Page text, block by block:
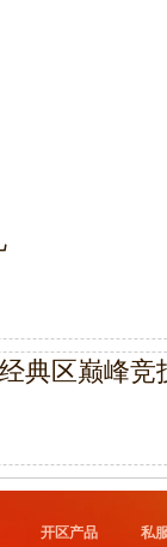
经典区巅峰
开区产品
私